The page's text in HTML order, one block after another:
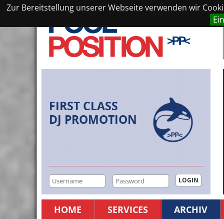
Zur Bereitstellung unserer Webseite verwenden wir
FIRST CLASS
DJ PROMOTION
HOME SERVICES ARCHIV